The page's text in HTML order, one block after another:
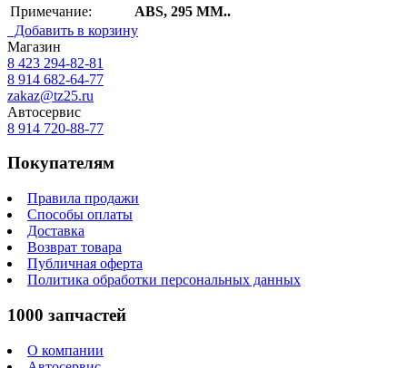
Примечание:
ABS, 295 ММ..
Добавить в корзину
Магазин
8 423 294-82-81
8 914 682-64-77
zakaz@tz25.ru
Автосервис
8 914 720-88-77
Покупателям
Правила продажи
Способы оплаты
Доставка
Возврат товара
Публичная оферта
Политика обработки персональных данных
1000 запчастей
О компании